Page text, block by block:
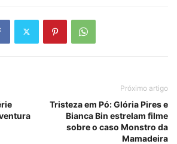
Próximo artigo
Tristeza em Pó: Glória Pires e
Bianca Bin estrelam filme
sobre o caso Monstro da
Mamadeira